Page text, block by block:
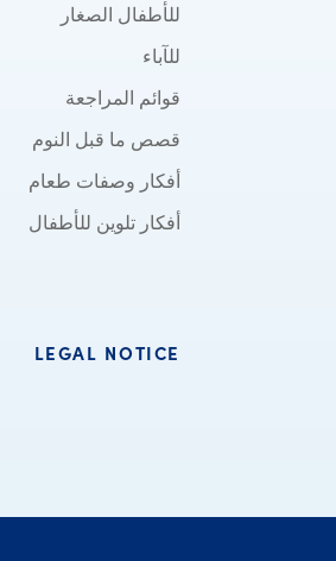
للأطفال الصغار
للآباء
قوائم المراجعة
قصص ما قبل النوم
أفكار وصفات طعام
أفكار تلوين للأطفال
LEGAL NOTICE